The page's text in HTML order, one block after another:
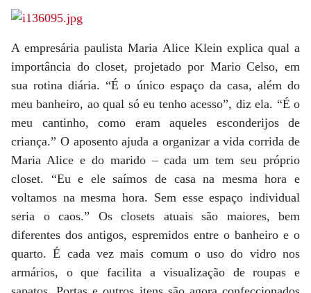
A empresária paulista Maria Alice Klein explica qual a
importância do closet, projetado por Mario Celso, em
sua rotina diária. “É o único espaço da casa, além do
meu banheiro, ao qual só eu tenho acesso”, diz ela. “É o
meu cantinho, como eram aqueles esconderijos de
criança.” O aposento ajuda a organizar a vida corrida de
Maria Alice e do marido – cada um tem seu próprio
closet. “Eu e ele saímos de casa na mesma hora e
voltamos na mesma hora. Sem esse espaço individual
seria o caos.” Os closets atuais são maiores, bem
diferentes dos antigos, espremidos entre o banheiro e o
quarto. É cada vez mais comum o uso do vidro nos
armários, o que facilita a visualização de roupas e